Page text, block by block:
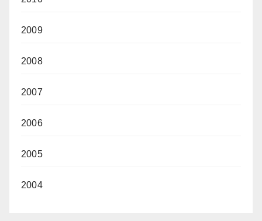
2009
2008
2007
2006
2005
2004